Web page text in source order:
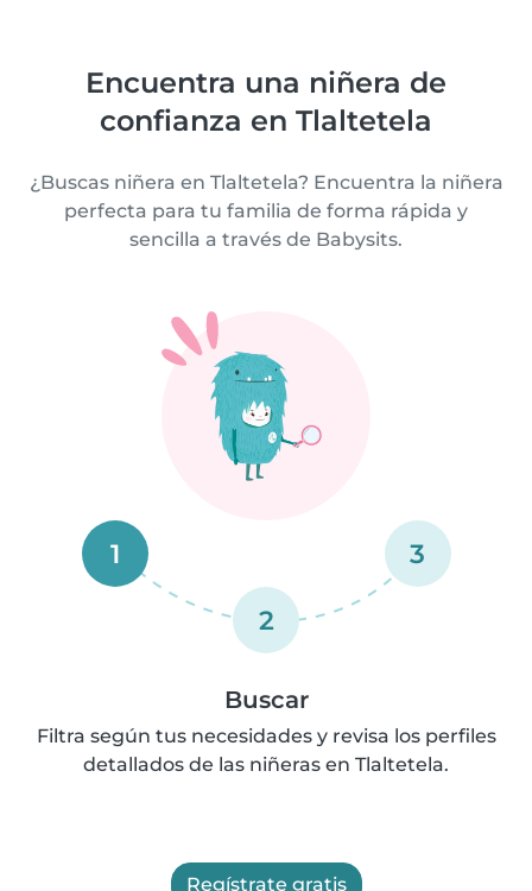
Encuentra una niñera de
confianza en Tlaltetela
¿Buscas niñera en Tlaltetela? Encuentra la niñera
perfecta para tu familia de forma rápida y
sencilla a través de Babysits.
1
2
3
Buscar
Filtra según tus necesidades y revisa los perfiles
detallados de las niñeras en Tlaltetela.
Regístrate gratis